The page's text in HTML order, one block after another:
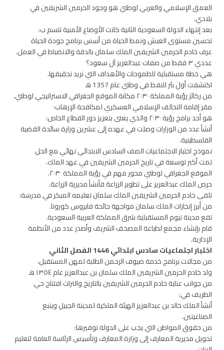
العمق الإسلامي والعربي لوطني هو وجود الحرمين الشريفين في
بلادي.
بعد إنتهاء الدولة السعودية الثانية كانت الأوضاع الأمنية تتسم ب:
تحسين مستوى العيش ونمط الحياة من أسس برنامج جودة الحياة
عرف خادم الحرمين الشريفين الملك سلمان بالدقة والانضباط في العمل.
عددي ٣ فقط من صفات عبدالعزيز آل سعود؟
هي خطة مستقبلية للطموحات والأهداف التي نريد تحقيقها.
اكتشفت أول بئر للنفط في وطني عام 1357 ه‍
من ركائز رؤية المملكة ٢٠٣٠ مكانة الموقع الجغرافي الاستراتيجي لوطني.
مقر إقامة التحالف الإسلامي العسكري لمكافحة الإرهاب:
هو أحد برامج رؤية ٢٠٣٠ والذي يعنى بتعزيز دور القطاع الخاص:
أنشأ عدد من الوزارات وصلت في عهده إلى عشرين وزارة سائدة القضية
الفلسطينية.
نموذج اختبار الاجتماعيات الصف السادس الابتدائي نهائي مع الحل
تمت أكبر توسعة في تاريخ الحرمين الشريفين في عهد الملك.
الموقع الجغرافي لوطني محور مهم في رؤية المملكة ٢٠٣٠.
حرص الملك عبدالعزيز على تطوير الزراعة فأنشأ مديرية الزراعة.
تلقى خادم الحرمين الشريفين الملك سلمان تعليمه المبكر في مدرسة:
من أبرز إنجازات الملك سلمان مواجهة جائحة فايروس كورونا.
تقع مدينة نيوم المستقبلية شرق المملكة العربية السعودية.
قام بإنشاء مجمع لطباعة المصحف الشريف وأصدر عدد من الأنظمة
الإدارية.
اختبار اجتماعيات سادس ابتدائي 1446 الفصل الثاني
من مجالات برنامج خدمة ضيوف الرحمن الطلبة لمهن المستقبل.
ولد خادم الحرمين الشريفين الملك سلمان بن عبدالعزيز عام ١٣٥٤ ه‍
من جوانب عناية خادم الحرمين الشريفين بالتاريخ والتراث افتتاح حي
الطريف في:
أنشأ الملك خالد بن عبدالعزيز الهيئة الملكية لمدينة الجبيل وينبع
الصناعيتين.
من حقوق المواطن التي يجب على الدولة توفيرها:
تحويل مديرية المعارف إلى وزارة المعارف وتأسيس الرئاسة العامة لتعليم